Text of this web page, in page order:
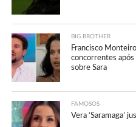
BIG BROTHER
Francisco
concorrentes após
sobre Sara
FAMOSOS
Vera ‘Saramaga’